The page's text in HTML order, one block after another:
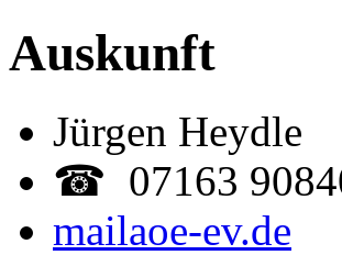
Auskunft
Jürgen Heydle
☎ 07163
mailaoe-ev.de